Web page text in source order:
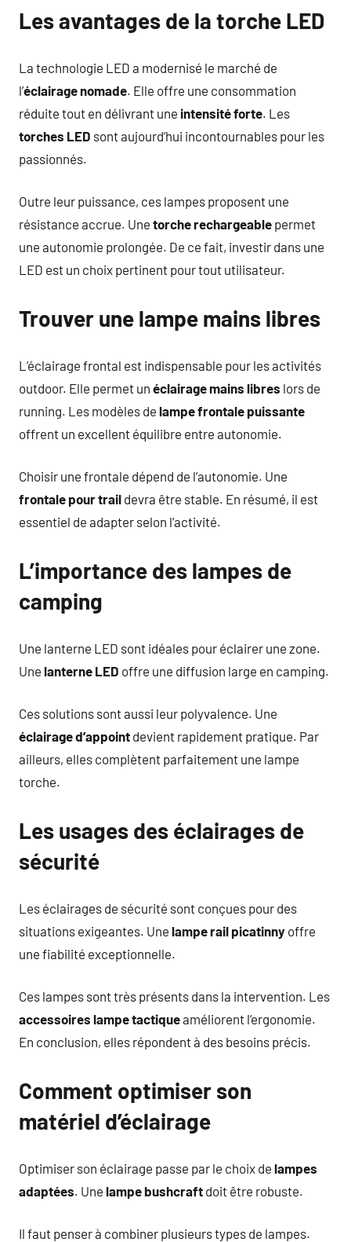
Les avantages de la torche LED
La technologie LED a modernisé le marché de
l’éclairage nomade. Elle offre une consommation
réduite tout en délivrant une intensité forte. Les
torches LED sont aujourd’hui incontournables pour les
passionnés.
Outre leur puissance, ces lampes proposent une
résistance accrue. Une torche rechargeable permet
une autonomie prolongée. De ce fait, investir dans une
LED est un choix pertinent pour tout utilisateur.
Trouver une lampe mains libres
L’éclairage frontal est indispensable pour les activités
outdoor. Elle permet un éclairage mains libres lors de
running. Les modèles de lampe frontale puissante
offrent un excellent équilibre entre autonomie.
Choisir une frontale dépend de l’autonomie. Une
frontale pour trail devra être stable. En résumé, il est
essentiel de adapter selon l’activité.
L’importance des lampes de
camping
Une lanterne LED sont idéales pour éclairer une zone.
Une lanterne LED offre une diffusion large en camping.
Ces solutions sont aussi leur polyvalence. Une
éclairage d’appoint devient rapidement pratique. Par
ailleurs, elles complètent parfaitement une lampe
torche.
Les usages des éclairages de
sécurité
Les éclairages de sécurité sont conçues pour des
situations exigeantes. Une lampe rail picatinny offre
une fiabilité exceptionnelle.
Ces lampes sont très présents dans la intervention. Les
accessoires lampe tactiqueaméliorent l’ergonomie.
En conclusion, elles répondent à des besoins précis.
Comment optimiser son
matériel d’éclairage
Optimiser son éclairage passe par le choix de lampes
adaptées. Une lampe bushcraft doit être robuste.
Il faut penser à combiner plusieurs types de lampes.